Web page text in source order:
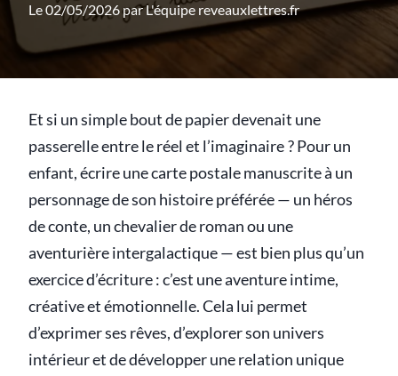
Le 02/05/2026 parL'équipe reveauxlettres.fr
Et si un simple bout de papier devenait une
passerelle entre le réel et l’imaginaire ? Pour un
enfant, écrire une carte postale manuscrite à un
personnage de son histoire préférée — un héros
de conte, un chevalier de roman ou une
aventurière intergalactique — est bien plus qu’un
exercice d’écriture : c’est une aventure intime,
créative et émotionnelle. Cela lui permet
d’exprimer ses rêves, d’explorer son univers
intérieur et de développer une relation unique